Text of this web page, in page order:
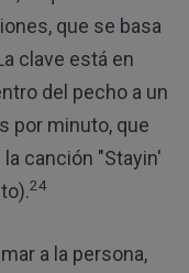
que se basa
clave está en
del pecho a un
por minuto, que
canción "Stayin'
24
a la persona,